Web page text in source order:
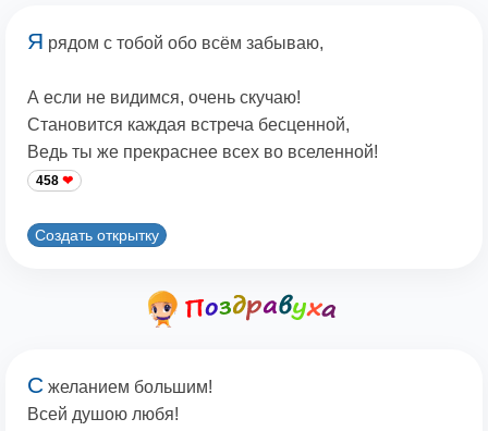
Я рядом с тобой обо всём забываю,
А если не видимся, очень скучаю!
Становится каждая встреча бесценной,
Ведь ты же прекраснее всех во вселенной!
458
Создать открытку
С желанием большим!
Всей душою любя!